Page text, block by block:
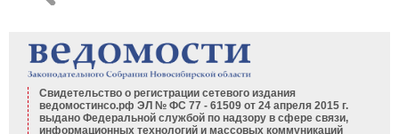
Свидетельство о регистрации сетевого издания
ведомостинсо.рф ЭЛ № ФС 77 - 61509 от 24 апреля 2015 г.
выдано Федеральной службой по надзору в сфере связи,
информационных технологий и массовых коммуникаций